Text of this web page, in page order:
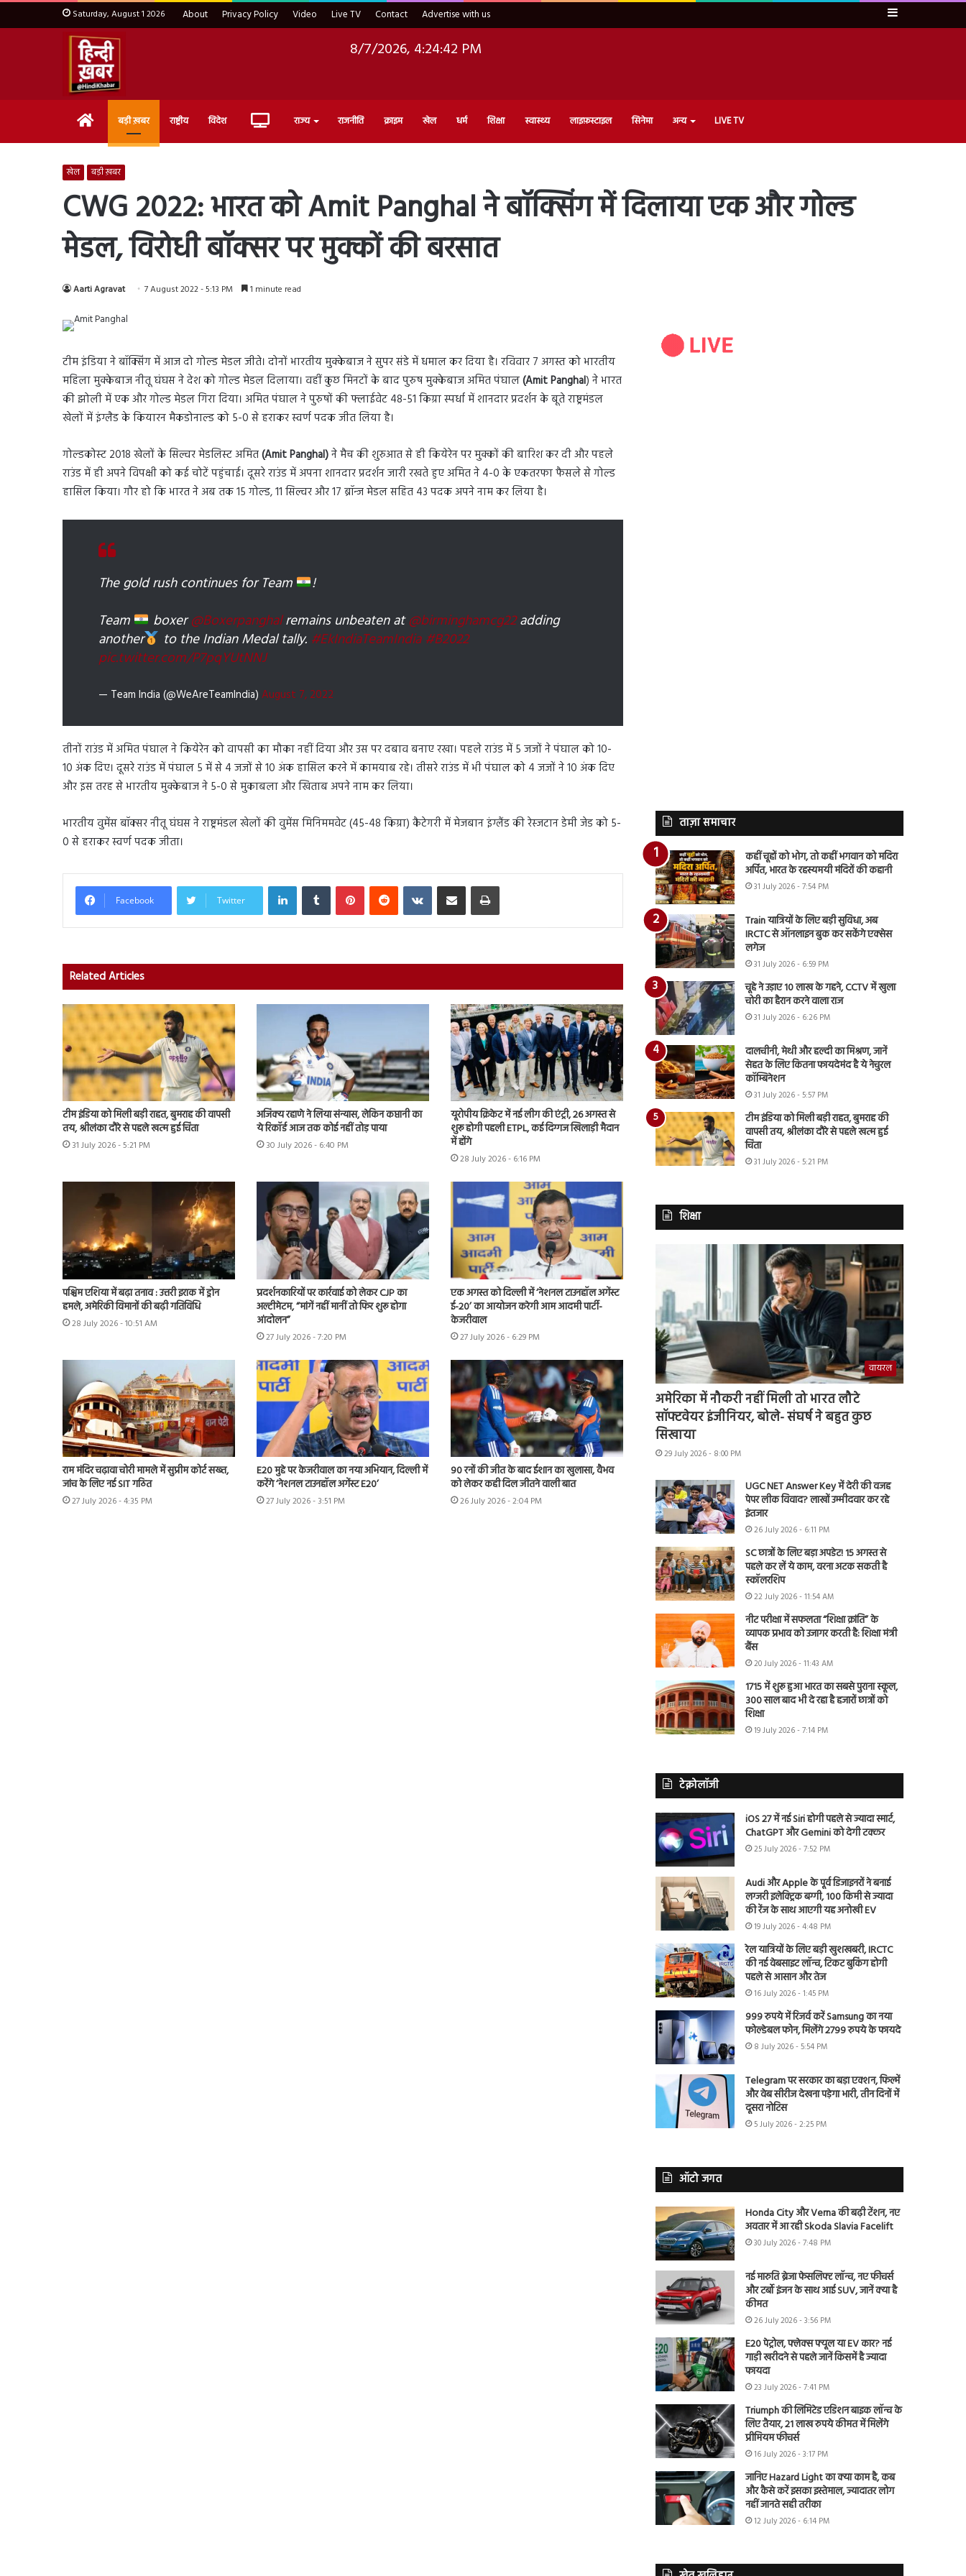
Saturday, August 1 2026 About Privacy Policy Video Live TV Contact Advertise with us Sidebar
8/7/2026, 4:24:43 PM
Home बड़ी ख़बर राष्ट्रीय विदेश Live राज्य राजनीति क्राइम खेल धर्म शिक्षा स्वास्थ्य लाइफ़स्टाइल सिनेमा अन्य LIVE TV
खेल बड़ी ख़बर
CWG 2022: भारत को Amit Panghal ने बॉक्सिंग में दिलाया एक और गोल्ड
मेडल, विरोधी बॉक्सर पर मुक्कों की बरसात
Aarti Agravat 7 August 2022 - 5:13 PM 1 minute read
टीम इंडिया ने बॉक्सिंग में आज दो गोल्ड मेडल जीते। दोनों भारतीय मुक्केबाज ने सुपर संडे में धमाल कर दिया है। रविवार 7 अगस्त को भारतीय
महिला मुक्केबाज नीतू घंघस ने देश को गोल्ड मेडल दिलाया। वहीं कुछ मिनटों के बाद पुरुष मुक्केबाज अमित पंघाल(Amit Panghal) ने भारत
की झोली में एक और गोल्ड मेडल गिरा दिया। अमित पंघाल ने पुरुषों की फ्लाईवेट 48-51 किग्रा स्पर्धा में शानदार प्रदर्शन के बूते राष्ट्रमंडल
खेलों में इंग्लैड के कियारन मैकडोनाल्ड को 5-0 से हराकर स्वर्ण पदक जीत लिया है।
गोल्डकोस्ट 2018 खेलों के सिल्वर मेडलिस्ट अमित(Amit Panghal)ने मैच की शुरुआत से ही कियेरेन पर मुक्कों की बारिश कर दी और पहले
राउंड में ही अपने विपक्षी को कई चोटें पहुंचाई। दूसरे राउंड में अपना शानदार प्रदर्शन जारी रखते हुए अमित ने 4-0 के एकतरफा फैसले से गोल्ड
हासिल किया। गौर हो कि भारत ने अब तक 15 गोल्ड, 11 सिल्वर और 17 ब्रॉन्ज मेडल सहित 43 पदक अपने नाम कर लिया है।
The gold rush continues for Team
!
Team
boxer@Boxerpanghalremains unbeaten at@birminghamcg22adding
another
to the Indian Medal tally. #EkIndiaTeamIndia #B2022
pic.twitter.com/P7pqYUtNNJ
— Team India (@WeAreTeamIndia) August 7, 2022
तीनों राउंड में अमित पंघाल ने कियेरेन को वापसी का मौका नहीं दिया और उस पर दबाव बनाए रखा। पहले राउंड में 5 जजों ने पंघाल को 10-
10 अंक दिए। दूसरे राउंड में पंघाल 5 में से 4 जजों से 10 अंक हासिल करने में कामयाब रहे। तीसरे राउंड में भी पंघाल को 4 जजों ने 10 अंक दिए
और इस तरह से भारतीय मुक्केबाज ने 5-0 से मुकाबला और खिताब अपने नाम कर लिया।
भारतीय वुमेंस बॉक्सर नीतू घंघस ने राष्ट्रमंडल खेलों की वुमेंस मिनिममवेट (45-48 किग्रा) कैटेगरी में मेजबान इंग्लैंड की रेस्जटान डेमी जेड को 5-
0 से हराकर स्वर्ण पदक जीता।
Facebook Twitter
LinkedInTumblr PinterestReddit VKontakteShare via Email Print
Related Articles
टीम इंडिया को मिली बड़ी राहत, बुमराह की वापसी
तय, श्रीलंका दौरे से पहले खत्म हुई चिंता
31 July 2026 - 5:21 PM
अजिंक्य रहाणे ने लिया संन्यास, लेकिन कप्तानी का
ये रिकॉर्ड आज तक कोई नहीं तोड़ पाया
30 July 2026 - 6:40 PM
यूरोपीय क्रिकेट में नई लीग की एंट्री, 26 अगस्त से
शुरू होगी पहली ETPL, कई दिग्गज खिलाड़ी मैदान
में होंगे
28 July 2026 - 6:16 PM
पश्चिम एशिया में बढ़ा तनाव : उत्तरी इराक में ड्रोन
हमले, अमेरिकी विमानों की बढ़ी गतिविधि
28 July 2026 - 10:51 AM
प्रदर्शनकारियों पर कार्रवाई को लेकर CJP का
अल्टीमेटम, “मांगें नहीं मानीं तो फिर शुरू होगा
आंदोलन”
27 July 2026 - 7:20 PM
एक अगस्त को दिल्ली में ‘नेशनल टाउनहॉल अगेंस्ट
ई-20’ का आयोजन करेगी आम आदमी पार्टी-
केजरीवाल
27 July 2026 - 6:29 PM
राम मंदिर चढ़ावा चोरी मामले में सुप्रीम कोर्ट सख्त,
जांच के लिए नई SIT गठित
27 July 2026 - 4:35 PM
E20 मुद्दे पर केजरीवाल का नया अभियान, दिल्ली में
करेंगे ‘नेशनल टाउनहॉल अगेंस्ट E20’
27 July 2026 - 3:51 PM
90 रनों की जीत के बाद ईशान का खुलासा, वैभव
को लेकर कही दिल जीतने वाली बात
26 July 2026 - 2:04 PM
ताज़ा समाचार
कहीं चूहों को भोग, तो कहीं भगवान को मदिरा
अर्पित, भारत के रहस्यमयी मंदिरों की कहानी
31 July 2026 - 7:54 PM
Train यात्रियों के लिए बड़ी सुविधा, अब
IRCTC से ऑनलाइन बुक कर सकेंगे एक्सेस
लगेज
31 July 2026 - 6:59 PM
चूहे ने उड़ाए 10 लाख के गहने, CCTV में खुला
चोरी का हैरान करने वाला राज
31 July 2026 - 6:26 PM
दालचीनी, मेथी और हल्दी का मिश्रण, जानें
सेहत के लिए कितना फायदेमंद है ये नेचुरल
कॉम्बिनेशन
31 July 2026 - 5:57 PM
टीम इंडिया को मिली बड़ी राहत, बुमराह की
वापसी तय, श्रीलंका दौरे से पहले खत्म हुई
चिंता
31 July 2026 - 5:21 PM
शिक्षा
वायरल
अमेरिका में नौकरी नहीं मिली तो भारत लौटे
सॉफ्टवेयर इंजीनियर, बोले- संघर्ष ने बहुत कुछ
सिखाया
29 July 2026 - 8:00 PM
UGC NET Answer Key में देरी की वजह
पेपर लीक विवाद? लाखों उम्मीदवार कर रहे
इंतजार
26 July 2026 - 6:11 PM
SC छात्रों के लिए बड़ा अपडेट! 15 अगस्त से
पहले कर लें ये काम, वरना अटक सकती है
स्कॉलरशिप
22 July 2026 - 11:54 AM
नीट परीक्षा में सफलता “शिक्षा क्रांति” के
व्यापक प्रभाव को उजागर करती है: शिक्षा मंत्री
बैंस
20 July 2026 - 11:43 AM
1715 में शुरू हुआ भारत का सबसे पुराना स्कूल,
300 साल बाद भी दे रहा है हजारों छात्रों को
शिक्षा
19 July 2026 - 7:14 PM
टेक्नोलॉजी
iOS 27 में नई Siri होगी पहले से ज्यादा स्मार्ट,
ChatGPT और Gemini को देगी टक्कर
25 July 2026 - 7:52 PM
Audi और Apple के पूर्व डिजाइनरों ने बनाई
लग्जरी इलेक्ट्रिक बग्गी, 100 किमी से ज्यादा
की रेंज के साथ आएगी यह अनोखी EV
19 July 2026 - 4:48 PM
रेल यात्रियों के लिए बड़ी खुशखबरी, IRCTC
की नई वेबसाइट लॉन्च, टिकट बुकिंग होगी
पहले से आसान और तेज
16 July 2026 - 1:45 PM
999 रुपये में रिजर्व करें Samsung का नया
फोल्डेबल फोन, मिलेंगे 2799 रुपये के फायदे
8 July 2026 - 5:54 PM
Telegram पर सरकार का बड़ा एक्शन, फिल्में
और वेब सीरीज देखना पड़ेगा भारी, तीन दिनों में
दूसरा नोटिस
5 July 2026 - 2:25 PM
ऑटो जगत
Honda City और Verna की बढ़ी टेंशन, नए
अवतार में आ रही Skoda Slavia Facelift
30 July 2026 - 7:48 PM
नई मारुति ब्रेजा फेसलिफ्ट लॉन्च, नए फीचर्स
और टर्बो इंजन के साथ आई SUV, जानें क्या है
कीमत
26 July 2026 - 3:56 PM
E20 पेट्रोल, फ्लेक्स फ्यूल या EV कार? नई
गाड़ी खरीदने से पहले जानें किसमें है ज्यादा
फायदा
23 July 2026 - 7:41 PM
Triumph की लिमिटेड एडिशन बाइक लॉन्च के
लिए तैयार, 21 लाख रुपये कीमत में मिलेंगे
प्रीमियम फीचर्स
16 July 2026 - 3:17 PM
जानिए Hazard Light का क्या काम है, कब
और कैसे करें इसका इस्तेमाल, ज्यादातर लोग
नहीं जानते सही तरीका
12 July 2026 - 6:14 PM